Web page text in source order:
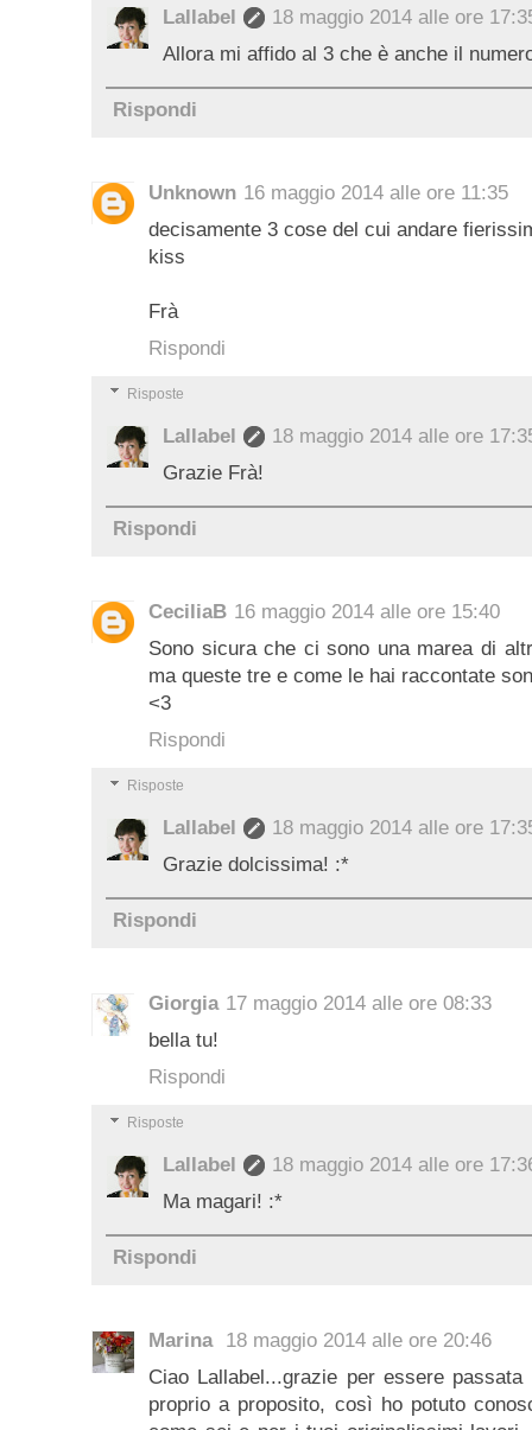
Lallabel
18 maggio 2014 alle ore
Allora mi affido al 3 che è anche il
Rispondi
Unknown 16 maggio 2014 alle ore 11:35
decisamente 3 cose del cui andare
kiss
Frà
Rispondi
Risposte
Lallabel
18 maggio 2014 alle ore
Grazie Frà!
Rispondi
CeciliaB 16 maggio 2014 alle ore 15:40
Sono sicura che ci sono una marea di
ma queste tre e come le hai raccontate
<3
Rispondi
Risposte
Lallabel
18 maggio 2014 alle ore
Grazie dolcissima! :*
Rispondi
Giorgia 17 maggio 2014 alle ore 08:33
bella tu!
Rispondi
Risposte
Lallabel
18 maggio 2014 alle ore
Ma magari! :*
Rispondi
Marina 18 maggio 2014 alle ore 20:46
Ciao Lallabel...grazie per essere
proprio a proposito, così ho potuto